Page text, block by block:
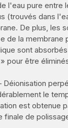
l'eau pure entre
(trouvés dans
De plus, les
de la membrane
sont
pour être
Déionisation
le
est obtenue
finale de